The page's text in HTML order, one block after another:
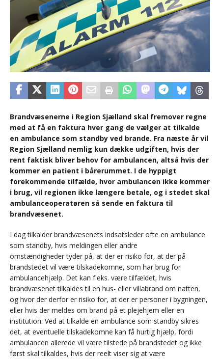
Brandvæsenerne i Region Sjælland skal fremover regne
med at få en faktura hver gang de vælger at tilkalde
en ambulance som standby ved brande. Fra næste år vil
Region Sjælland nemlig kun dække udgiften, hvis der
rent faktisk bliver behov for ambulancen, altså hvis der
kommer en patient i bårerummet. I de hyppigt
forekommende tilfælde, hvor ambulancen ikke kommer
i brug, vil regionen ikke længere betale, og i stedet skal
ambulanceoperatøren så sende en faktura til
brandvæsenet.
I dag tilkalder brandvæsenets indsatsleder ofte en ambulance
som standby, hvis meldingen eller andre
omstændigheder tyder på, at der er risiko for, at der på
brandstedet vil være tilskadekomne, som har brug for
ambulancehjælp. Det kan f.eks. være tilfældet, hvis
brandvæsenet tilkaldes til en hus- eller villabrand om natten,
og hvor der derfor er risiko for, at der er personer i bygningen,
eller hvis der meldes om brand på et plejehjem eller en
institution. Ved at tilkalde en ambulance som standby sikres
det, at eventuelle tilskadekomne kan få hurtig hjælp, fordi
ambulancen allerede vil være tilstede på brandstedet og ikke
først skal tilkaldes, hvis der reelt viser sig at være